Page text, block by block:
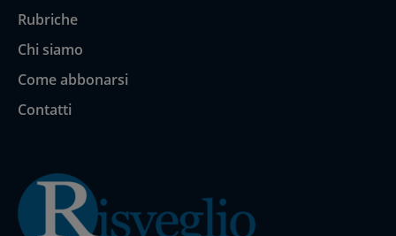
Rubriche
Chi siamo
Come abbonarsi
Contatti